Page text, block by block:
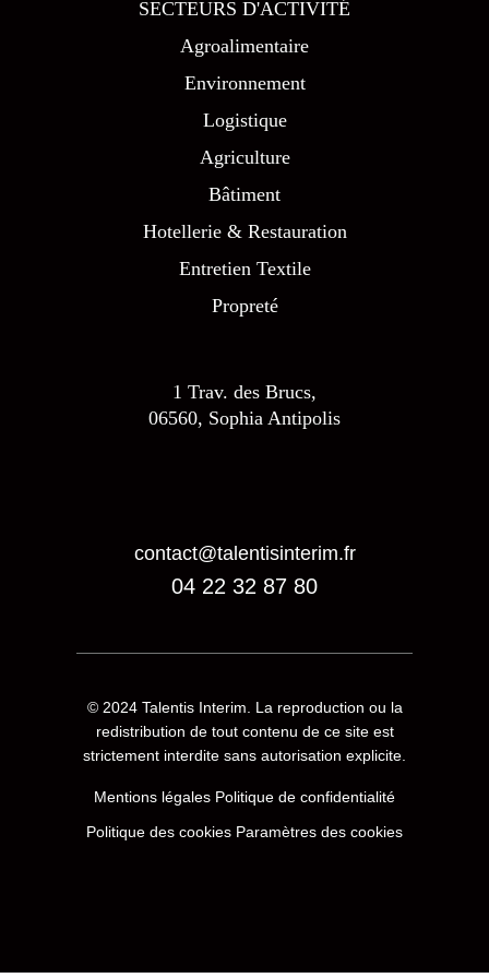
SECTEURS D'ACTIVITÉ
Agroalimentaire
Environnement
Logistique
Agriculture
Bâtiment
Hotellerie & Restauration
Entretien Textile
Propreté
1 Trav. des Brucs,
06560, Sophia Antipolis
04 22 32 87 80
contact@talentisinterim.fr
© 2024 Talentis Interim . La reproduction ou la
redistribution de tout contenu de ce site est
strictement interdite sans autorisation explicite.
Mentions légales Politique de confidentialité
Politique des cookies Paramètres des cookies